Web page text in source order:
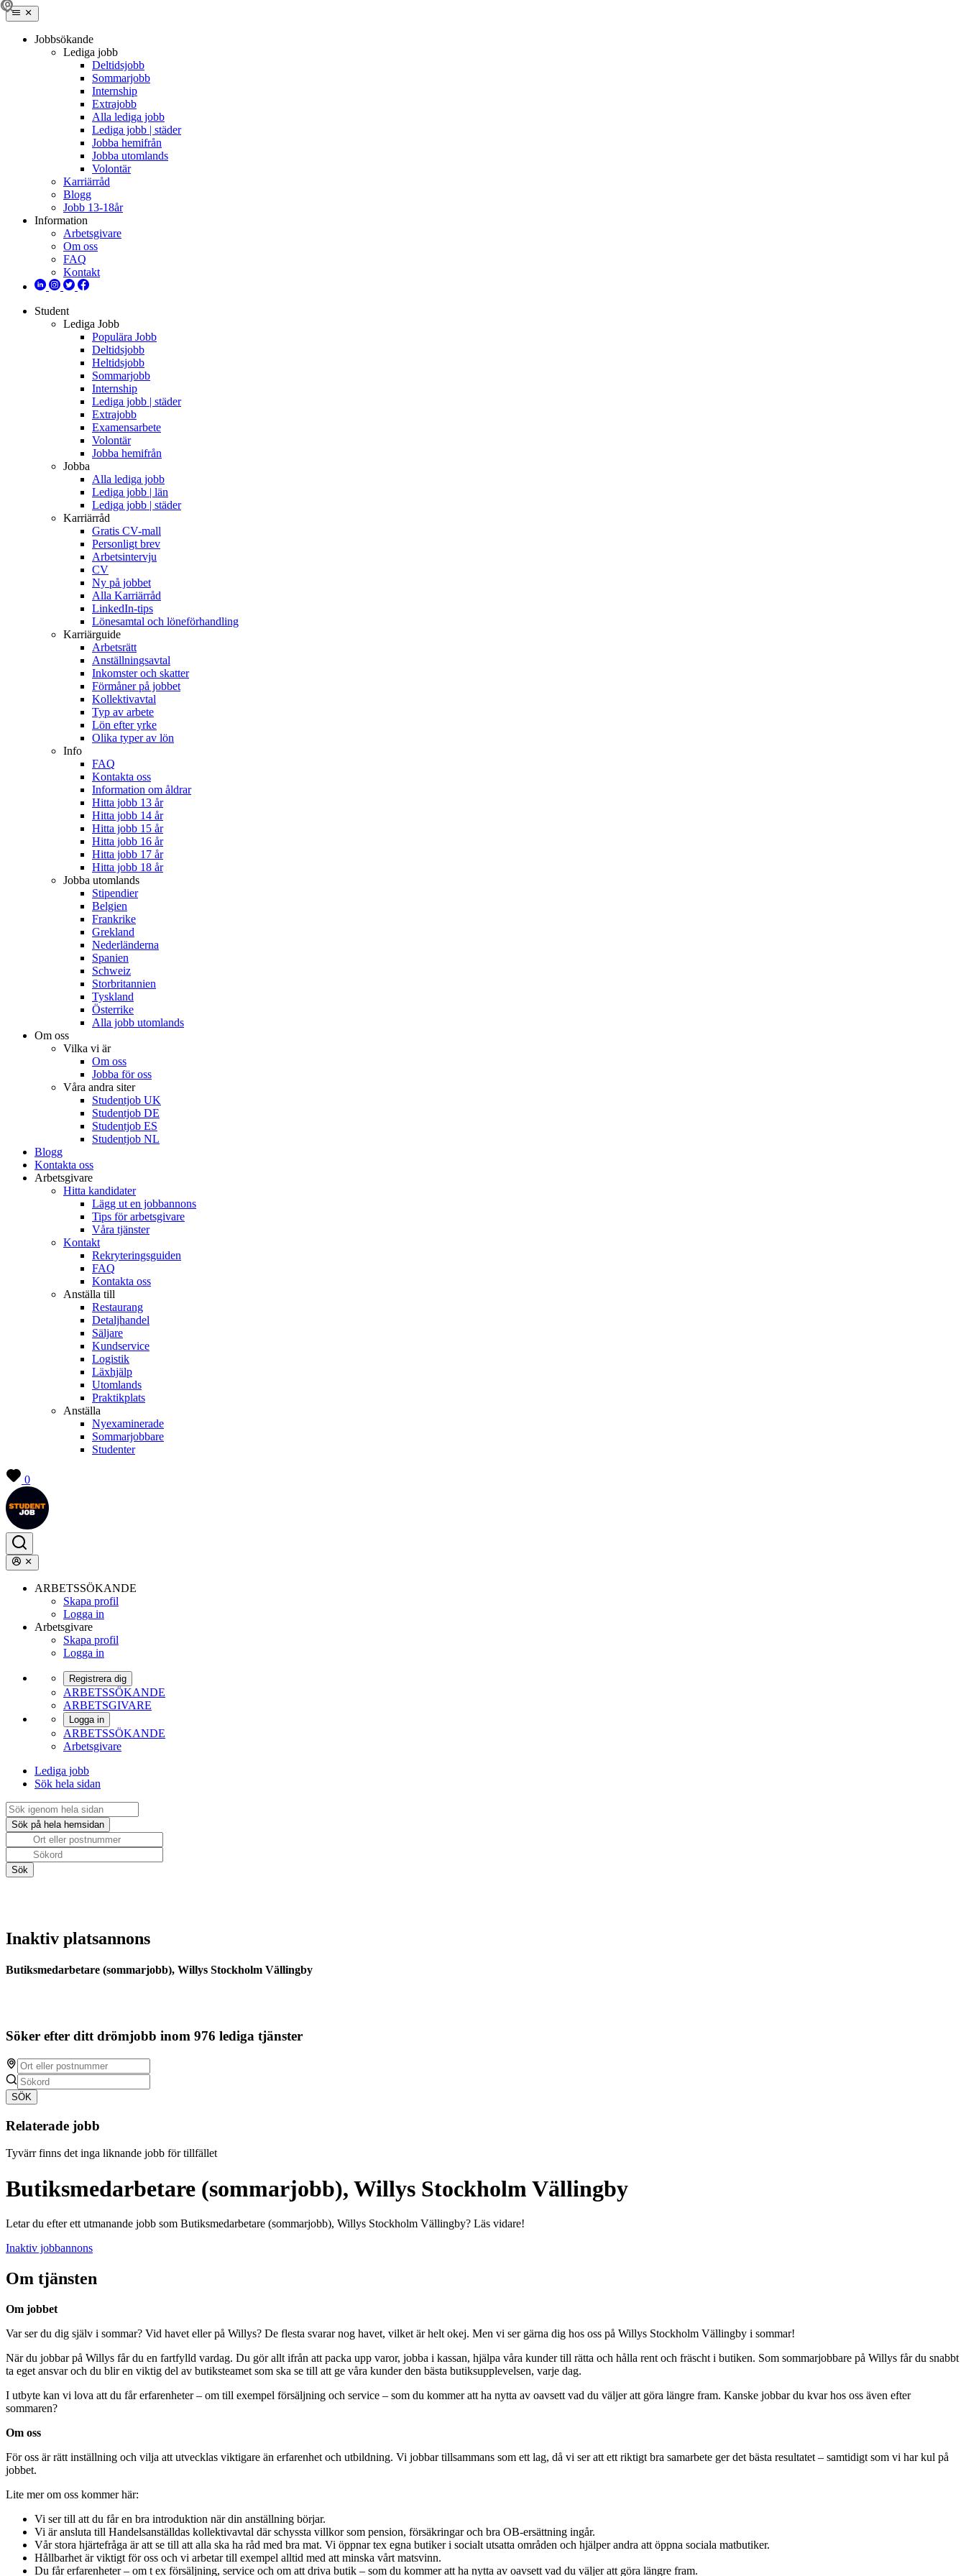
Jobbsökande
Lediga jobb
Deltidsjobb
Sommarjobb
Internship
Extrajobb
Alla lediga jobb
Lediga jobb | städer
Jobba hemifrån
Jobba utomlands
Volontär
Karriärråd
Blogg
Jobb 13-18år
Information
Arbetsgivare
Om oss
FAQ
Kontakt
Student
Lediga Jobb
Populära Jobb
Deltidsjobb
Heltidsjobb
Sommarjobb
Internship
Lediga jobb | städer
Extrajobb
Examensarbete
Volontär
Jobba hemifrån
Jobba
Alla lediga jobb
Lediga jobb | län
Lediga jobb | städer
Karriärråd
Gratis CV-mall
Personligt brev
Arbetsintervju
CV
Ny på jobbet
Alla Karriärråd
LinkedIn-tips
Lönesamtal och löneförhandling
Karriärguide
Arbetsrätt
Anställningsavtal
Inkomster och skatter
Förmåner på jobbet
Kollektivavtal
Typ av arbete
Lön efter yrke
Olika typer av lön
Info
FAQ
Kontakta oss
Information om åldrar
Hitta jobb 13 år
Hitta jobb 14 år
Hitta jobb 15 år
Hitta jobb 16 år
Hitta jobb 17 år
Hitta jobb 18 år
Jobba utomlands
Stipendier
Belgien
Frankrike
Grekland
Nederländerna
Spanien
Schweiz
Storbritannien
Tyskland
Österrike
Alla jobb utomlands
Om oss
Vilka vi är
Om oss
Jobba för oss
Våra andra siter
Studentjob UK
Studentjob DE
Studentjob ES
Studentjob NL
Blogg
Kontakta oss
Arbetsgivare
Hitta kandidater
Lägg ut en jobbannons
Tips för arbetsgivare
Våra tjänster
Kontakt
Rekryteringsguiden
FAQ
Kontakta oss
Anställa till
Restaurang
Detaljhandel
Säljare
Kundservice
Logistik
Läxhjälp
Utomlands
Praktikplats
Anställa
Nyexaminerade
Sommarjobbare
Studenter
0
ARBETSSÖKANDE
Skapa profil
Logga in
Arbetsgivare
Skapa profil
Logga in
Registrera dig
ARBETSSÖKANDE
ARBETSGIVARE
Logga in
ARBETSSÖKANDE
Arbetsgivare
Lediga jobb
Sök hela sidan
Inaktiv platsannons
Butiksmedarbetare (sommarjobb), Willys Stockholm Vällingby
Söker efter ditt drömjobb inom 976 lediga tjänster
SÖK
Relaterade jobb
Tyvärr finns det inga liknande jobb för tillfället
Butiksmedarbetare (sommarjobb), Willys Stockholm Vällingby
Letar du efter ett utmanande jobb som Butiksmedarbetare (sommarjobb), Willys Stockholm Vällingby? Läs vidare!
Inaktiv jobbannons
Om tjänsten
Om jobbet
Var ser du dig själv i sommar? Vid havet eller på Willys? De flesta svarar nog havet, vilket är helt okej. Men vi ser gärna dig hos oss på Willys Stockholm Vällingby i sommar!
När du jobbar på Willys får du en fartfylld vardag. Du gör allt ifrån att packa upp varor, jobba i kassan, hjälpa våra kunder till rätta och hålla rent och fräscht i butiken. Som sommarjobbare på Willys får du snabbt
ta eget ansvar och du blir en viktig del av butiksteamet som ska se till att ge våra kunder den bästa butiksupplevelsen, varje dag.
I utbyte kan vi lova att du får erfarenheter – om till exempel försäljning och service – som du kommer att ha nytta av oavsett vad du väljer att göra längre fram. Kanske jobbar du kvar hos oss även efter
sommaren?
Om oss
För oss är rätt inställning och vilja att utvecklas viktigare än erfarenhet och utbildning. Vi jobbar tillsammans som ett lag, då vi ser att ett riktigt bra samarbete ger det bästa resultatet – samtidigt som vi har kul på
jobbet.
Lite mer om oss kommer här:
Vi ser till att du får en bra introduktion när din anställning börjar.
Vi är ansluta till Handelsanställdas kollektivavtal där schyssta villkor som pension, försäkringar och bra OB-ersättning ingår.
Vår stora hjärtefråga är att se till att alla ska ha råd med bra mat. Vi öppnar tex egna butiker i socialt utsatta områden och hjälper andra att öppna sociala matbutiker.
Hållbarhet är viktigt för oss och vi arbetar till exempel alltid med att minska vårt matsvinn.
Du får erfarenheter – om t ex försäljning, service och om att driva butik – som du kommer att ha nytta av oavsett vad du väljer att göra längre fram.